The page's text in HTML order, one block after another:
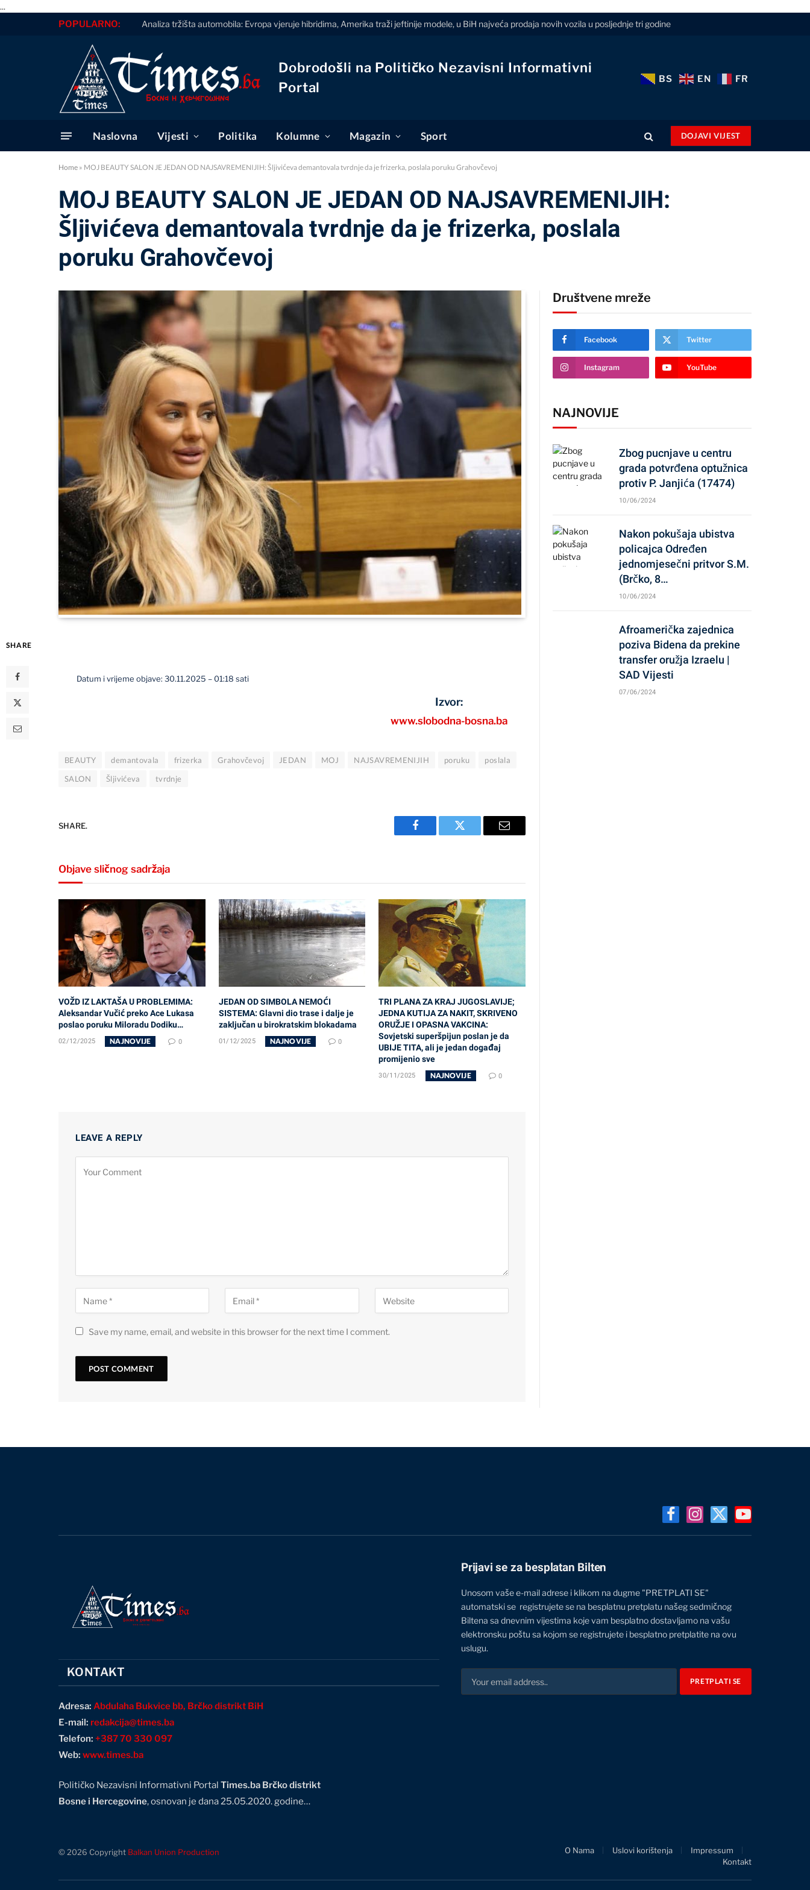
...
POPULARNO: Analiza tržišta automobila: Evropa vjeruje hibridima, Amerika traži jeftinije modele, u BiH najveća prodaja novih vozila u posljednje tri godine
Dobrodošli na Političko Nezavisni Informativni
Portal
BS EN FR
Naslovna Vijesti Politika Kolumne Magazin Sport DOJAVI VIJEST
Home » MOJ BEAUTY SALON JE JEDAN OD NAJSAVREMENIJIH: Šljivićeva demantovala tvrdnje da je frizerka, poslala poruku Grahovčevoj
MOJ BEAUTY SALON JE JEDAN OD NAJSAVREMENIJIH:
Šljivićeva demantovala tvrdnje da je frizerka, poslala
poruku Grahovčevoj
SHARE
Datum i vrijeme objave: 30.11.2025 – 01:18 sati
Izvor:
www.slobodna-bosna.ba
BEAUTY demantovala frizerka Grahovčevoj JEDAN MOJ NAJSAVREMENIJIH poruku
poslala
SALON
Šljivićeva tvrdnje
SHARE.
Facebook Twitter Email
Objave sličnog sadržaja
VOŽD IZ LAKTAŠA U PROBLEMIMA:
Aleksandar Vučić preko Ace Lukasa
poslao poruku Miloradu Dodiku…
02/12/2025 NAJNOVIJE 0
JEDAN OD SIMBOLA NEMOĆI
SISTEMA: Glavni dio trase i dalje je
zaključan u birokratskim blokadama
01/12/2025 NAJNOVIJE 0
TRI PLANA ZA KRAJ JUGOSLAVIJE;
JEDNA KUTIJA ZA NAKIT, SKRIVENO
ORUŽJE I OPASNA VAKCINA:
Sovjetski superšpijun poslan je da
UBIJE TITA, ali je jedan događaj
promijenio sve
30/11/2025 NAJNOVIJE 0
LEAVE A REPLY
Save my name, email, and website in this browser for the next time I comment.
Društvene mreže
Facebook Twitter
Instagram YouTube
NAJNOVIJE
Zbog pucnjave u centru
grada potvrđena optužnica
protiv P. Janjića (17474)
10/06/2024
Nakon pokušaja ubistva
policajca Određen
jednomjesečni pritvor S.M.
(Brčko, 8…
10/06/2024
Afroamerička zajednica
poziva Bidena da prekine
transfer oružja Izraelu |
SAD Vijesti
07/06/2024
FacebookInstagram
X
(Twitter)
YouTube
KONTAKT
Adresa: Abdulaha Bukvice bb, Brčko distrikt BiH
E-mail: redakcija@times.ba
Telefon: +387 70 330 097
Web: www.times.ba
Političko Nezavisni Informativni Portal Times.ba Brčko distrikt
Bosne i Hercegovine, osnovan je dana 25.05.2020. godine…
Prijavi se za besplatan Bilten
Unosom vaše e-mail adrese i klikom na dugme "PRETPLATI SE"
automatski se registrujete se na besplatnu pretplatu našeg sedmičnog
Biltena sa dnevnim vijestima koje vam besplatno dostavljamo na vašu
elektronsku poštu sa kojom se registrujete i besplatno pretplatite na ovu
uslugu.
© 2026 Copyright Balkan Union Production O Nama Uslovi korištenja
Impressum
Kontakt